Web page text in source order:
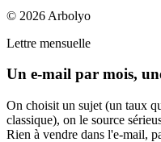
© 2026 Arbolyo
Lettre mensuelle
Un e-mail par mois,
On choisit un sujet (un taux
classique), on le source
Rien à vendre dans l'e-mail,